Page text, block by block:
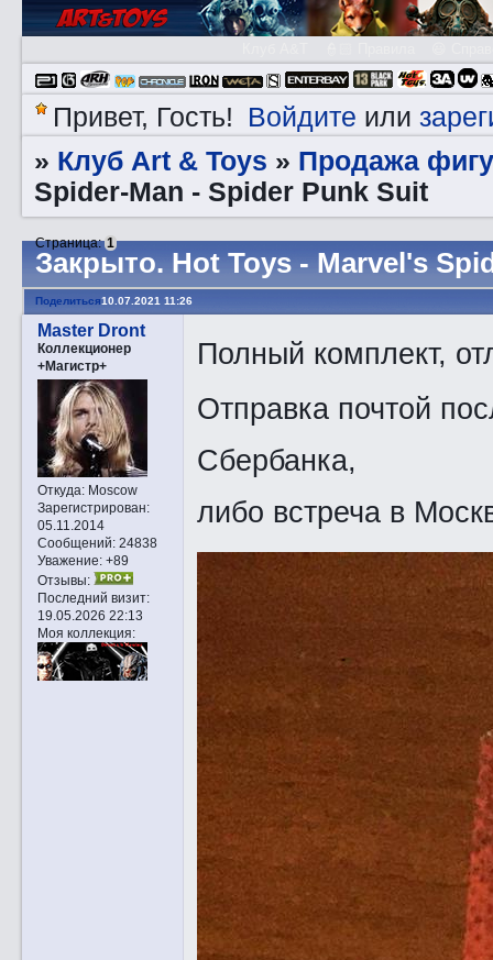
Привет, Гость! Войдите или
» Клуб Art & Toys » Продажа
Spider-Man - Spider Punk Suit
Закрытo. Hot Toys - Marvel's
Страница:1
Поделиться10.07.2021 11:26
Master Dront
Коллекционер
+Магистр+
Откуда:Moscow
Зарегистрирован:
05.11.2014
Сообщений:24838
Уважение: +89
Отзывы:
Последний визит:
19.05.2026 22:13
Моя коллекция:
Полный комплект,
Отправка почтой
Сбербанка,
либо встреча в